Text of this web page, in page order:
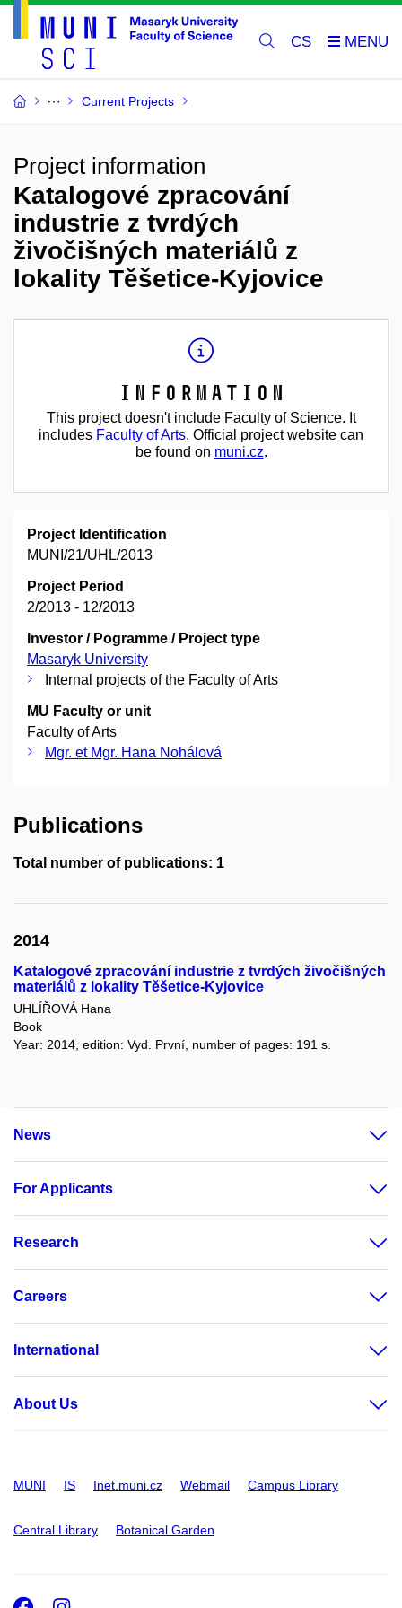
CS
Current Projects
Project information
Katalogové zpracování
industrie z tvrdých
živočišných materiálů z
lokality Těšetice-Kyjovice
Information
This project doesn't include Faculty of Science. It
includes Faculty of Arts. Official project website can
be found on muni.cz.
Project Identification
MUNI/21/UHL/2013
Project Period
2/2013 - 12/2013
Investor / Pogramme / Project type
Masaryk University
Internal projects of the Faculty of Arts
MU Faculty or unit
Faculty of Arts
Mgr. et Mgr. Hana Nohálová
Publications
Total number of publications: 1
2014
Katalogové zpracování industrie z tvrdých živočišných
materiálů z lokality Těšetice-Kyjovice
UHLÍŘOVÁ Hana
Book
Year: 2014, edition: Vyd. První, number of pages: 191 s.
News
For Applicants
Research
Careers
International
About Us
MUNI IS Inet.muni.cz Webmail Campus Library
Central Library Botanical Garden